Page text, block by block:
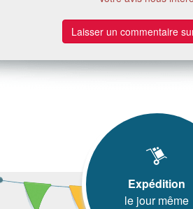
Laisser un commentaire
Expédition
le jour même